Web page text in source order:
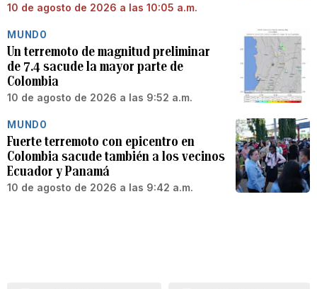
10 de agosto de 2026 a las 10:05 a.m.
MUNDO
Un terremoto de magnitud preliminar
de 7.4 sacude la mayor parte de
Colombia
10 de agosto de 2026 a las 9:52 a.m.
MUNDO
Fuerte terremoto con epicentro en
Colombia sacude también a los vecinos
Ecuador y Panamá
10 de agosto de 2026 a las 9:42 a.m.